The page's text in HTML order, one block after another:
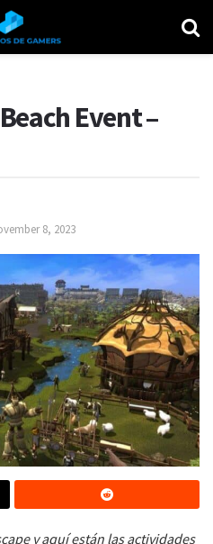
Event –
8, 2023
y aquí están las actividades